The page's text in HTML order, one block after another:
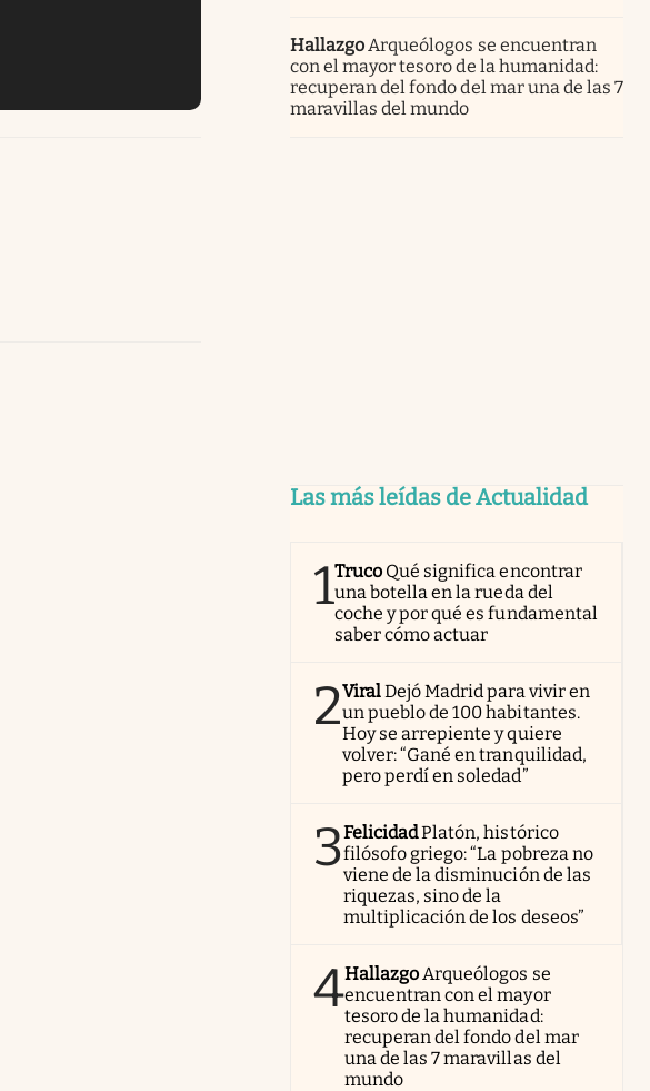
HallazgoArqueólogos se encuentran
con el mayor tesoro de la humanidad:
recuperan del fondo del mar una de las 7
maravillas del mundo
Las más leídas de Actualidad
1Truco Qué significa encontrar
una botella en la rueda del
coche y por qué es fundamental
saber cómo actuar
2ViralDejó Madrid para vivir en
un pueblo de 100 habitantes.
Hoy se arrepiente y quiere
volver: “Gané en tranquilidad,
pero perdí en soledad”
3FelicidadPlatón, histórico
filósofo griego: “La pobreza no
viene de la disminución de las
riquezas, sino de la
multiplicación de los deseos”
4HallazgoArqueólogos se
encuentran con el mayor
tesoro de la humanidad:
recuperan del fondo del mar
una de las 7 maravillas del
mundo